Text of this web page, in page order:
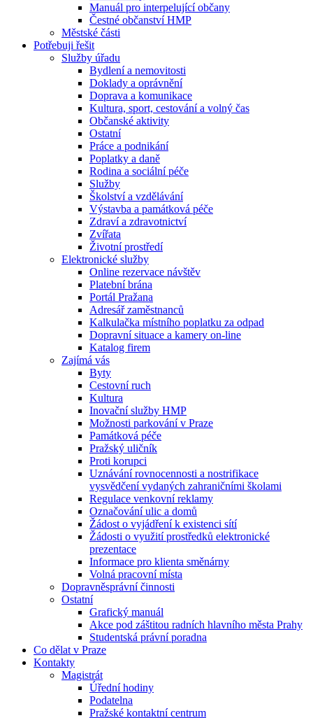
Manuál pro interpelující občany
Čestné občanství HMP
Městské části
Potřebuji řešit
Služby úřadu
Bydlení a nemovitosti
Doklady a oprávnění
Doprava a komunikace
Kultura, sport, cestování a volný čas
Občanské aktivity
Ostatní
Práce a podnikání
Poplatky a daně
Rodina a sociální péče
Služby
Školství a vzdělávání
Výstavba a památková péče
Zdraví a zdravotnictví
Zvířata
Životní prostředí
Elektronické služby
Online rezervace návštěv
Platební brána
Portál Pražana
Adresář zaměstnanců
Kalkulačka místního poplatku za odpad
Dopravní situace a kamery on-line
Katalog firem
Zajímá vás
Byty
Cestovní ruch
Kultura
Inovační služby HMP
Možnosti parkování v Praze
Památková péče
Pražský uličník
Proti korupci
Uznávání rovnocennosti a nostrifikace
vysvědčení vydaných zahraničními školami
Regulace venkovní reklamy
Označování ulic a domů
Žádost o vyjádření k existenci sítí
Žádosti o využití prostředků elektronické
prezentace
Informace pro klienta směnárny
Volná pracovní místa
Dopravněsprávní činnosti
Ostatní
Grafický manuál
Akce pod záštitou radních hlavního města Prahy
Studentská právní poradna
Co dělat v Praze
Kontakty
Magistrát
Úřední hodiny
Podatelna
Pražské kontaktní centrum